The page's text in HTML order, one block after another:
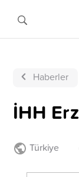
Haberler
İHH
Türkiye